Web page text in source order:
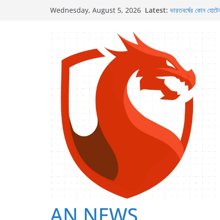
Wednesday, August 5, 2026 Latest: ভারতবর্ষের কোন
দাঁড়াশ থেকে শুরু করে
ভারতবর্ষে বর্তমানে কত